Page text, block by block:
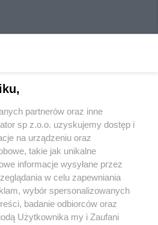
regulamin korzystania z portali
Skontaktuj się z nami
partnerów oraz inne
sp z.o.o. uzyskujemy dostęp i
na urządzeniu oraz
takie jak unikalne
informacje wysyłane przez
w celu zapewniania
wybór spersonalizowanych
badanie odbiorców oraz
Użytkownika my i Zaufani